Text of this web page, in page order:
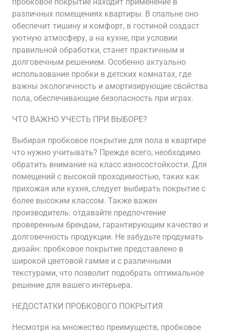
различных помещениях квартиры. В спальне оно
обеспечит тишину и комфорт, в гостиной создаст
уютную атмосферу, а на кухне, при условии
правильной обработки, станет практичным и
долговечным решением. Особенно актуально
использование пробки в детских комнатах, где
важны экологичность и амортизирующие свойства
пола, обеспечивающие безопасность при играх.
ЧТО ВАЖНО УЧЕСТЬ ПРИ ВЫБОРЕ?
Выбирая пробковое покрытие для пола в квартире
что нужно учитывать? Прежде всего, необходимо
обратить внимание на класс износостойкости. Для
помещений с высокой проходимостью, таких как
прихожая или кухня, следует выбирать покрытие с
более высоким классом. Также важен
производитель: отдавайте предпочтение
проверенным брендам, гарантирующим качество и
долговечность продукции. Не забудьте продумать
дизайн: пробковое покрытие представлено в
широкой цветовой гамме и с различными
текстурами, что позволит подобрать оптимальное
решение для вашего интерьера.
НЕДОСТАТКИ ПРОБКОВОГО ПОКРЫТИЯ
Несмотря на множество преимуществ, пробковое